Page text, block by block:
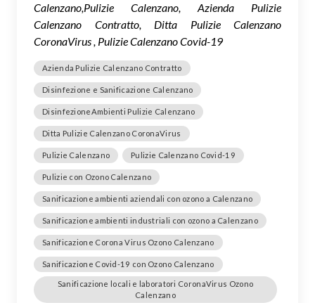
Calenzano,Pulizie Calenzano, Azienda Pulizie
Calenzano Contratto, Ditta Pulizie Calenzano
CoronaVirus , Pulizie Calenzano Covid-19
Azienda Pulizie Calenzano Contratto
Disinfezione e Sanificazione Calenzano
DisinfezioneAmbienti Pulizie Calenzano
Ditta Pulizie Calenzano CoronaVirus
Pulizie Calenzano Pulizie Calenzano Covid-19
Pulizie con Ozono Calenzano
Sanificazione ambienti aziendali con ozono a Calenzano
Sanificazione ambienti industriali con ozono a Calenzano
Sanificazione Corona Virus Ozono Calenzano
Sanificazione Covid-19 con Ozono Calenzano
Sanificazione locali e laboratori CoronaVirus Ozono
Calenzano